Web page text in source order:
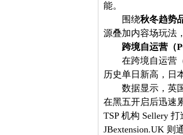
能。
围绕秋冬趋势
源叠加内容场玩法
跨境自运营（
在跨境自运营
历史单日新高，日
数据显示，英
在黑五开启后迅速
TSP 机构 Sellery
JBextension.UK 则